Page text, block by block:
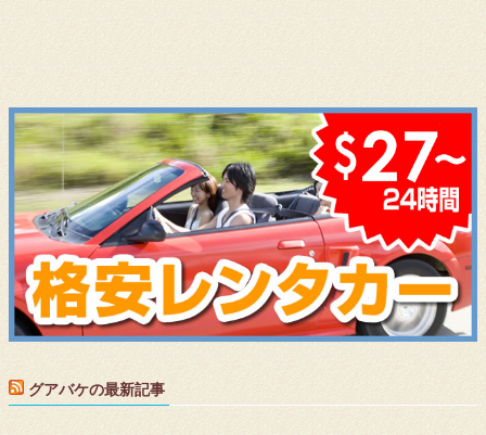
グアバケの最新記事